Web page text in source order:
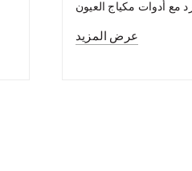
مع أدوات مكياج العيون
عرض المزيد